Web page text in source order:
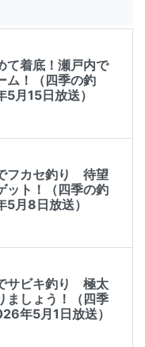
て着底！瀬戸内で
ム！（四季の釣
月15日放送）
フカセ釣り 待望
ット！（四季の釣
月8日放送）
サビキ釣り 極太
ましょう！（四季
年5月1日放送）